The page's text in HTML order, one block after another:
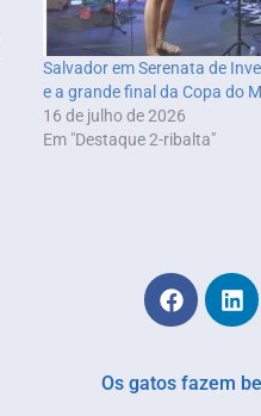
Salvador em Serenata de
e a grande final da Copa do
16 de julho de 2026
Em "Destaque 2-ribalta"
Os gatos fazem